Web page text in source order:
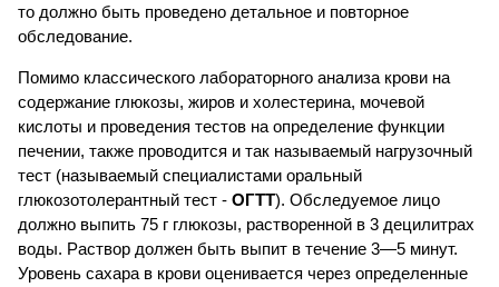
то должно быть проведено детальное и повторное
обследование.
Помимо классического лабораторного анализа крови на
содержание глюкозы, жиров и холестерина, мочевой
кислоты и проведения тестов на определение функции
печении, также проводится и так называемый нагрузочный
тест (называемый специалистами оральный
глюкозотолерантный тест - ОГТТ). Обследуемое лицо
должно выпить 75 г глюкозы, растворенной в 3 децилитрах
воды. Раствор должен быть выпит в течение 3—5 минут.
Уровень сахара в крови оценивается через определенные